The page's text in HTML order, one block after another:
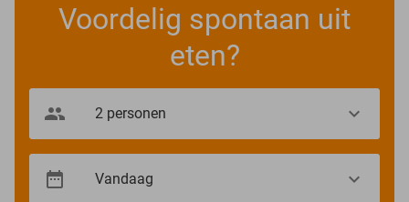
Voordelig spontaan uit
eten?